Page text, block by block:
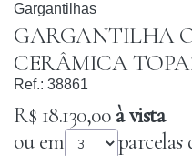
Gargantilhas
GARGANTILHA
CERÂMICA
Ref.: 38861
R$ 18.130,00à vista
ou em
parcelas